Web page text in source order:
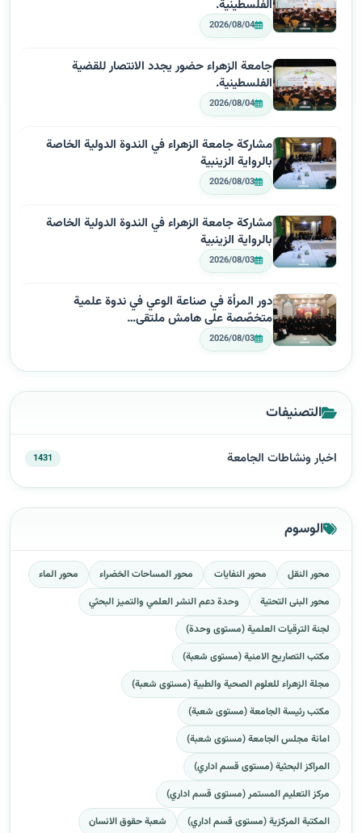
الفلسطينية.
2026/08/04
جامعة الزهراء حضور يجدد الانتصار للقضية
الفلسطينية.
2026/08/04
مشاركة جامعة الزهراء في الندوة الدولية الخاصة
بالرواية الزينبية
2026/08/03
مشاركة جامعة الزهراء في الندوة الدولية الخاصة
بالرواية الزينبية
2026/08/03
دور المرأة في صناعة الوعي في ندوة علمية
متخصّصة على هامش ملتقى…
2026/08/03
التصنيفات
اخبار ونشاطات الجامعة 1431
الوسوم
محور النقل محور النفايات محور المساحات الخضراء
محور الماء
محور البنى التحتية
وحدة دعم النشر العلمي والتميز البحثي
لجنة الترقيات العلمية (مستوى وحدة)
مكتب التصاريح الامنية (مستوى شعبة)
مجلة الزهراء للعلوم الصحية والطبية (مستوى شعبة)
مكتب رئيسة الجامعة (مستوى شعبة)
امانة مجلس الجامعة (مستوى شعبة)
المراكز البحثية (مستوى قسم اداري)
مركز التعليم المستمر (مستوى قسم اداري)
المكتبة المركزية (مستوى قسم اداري)
شعبة حقوق الانسان